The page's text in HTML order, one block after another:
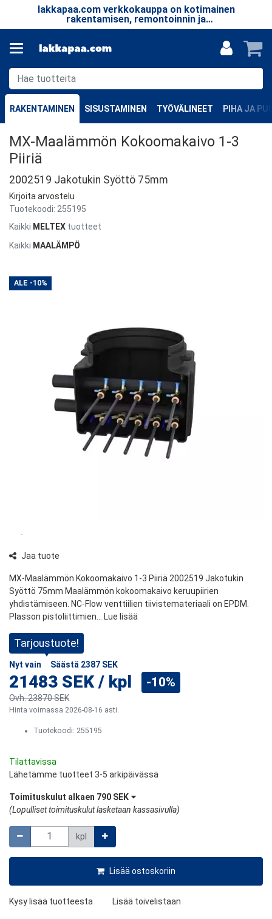
lakkapaa.com verkkokauppa on kotimainen
rakentamisen, remontoinnin ja
erikoistuotteiden verkkokauppa.
RAKENTAMINEN SISUSTAMINEN TYÖVÄLINEET PIHA JA
MX-Maalämmön Kokoomakaivo 1-3
Piiriä
2002519 Jakotukin Syöttö 75mm
Kirjoita arvostelu
Tuotekoodi: 255195
Kaikki MELTEX tuotteet
Kaikki MAALÄMPÖ
ALE -10%
Jaa tuote
MX-Maalämmön Kokoomakaivo 1-3 Piiriä 2002519 Jakotukin
Syöttö 75mm Maalämmön kokoomakaivo keruupiirien
yhdistämiseen. NC-Flow venttiilien tiivistemateriaali on EPDM.
Plasson pistoliittimien... Lue lisää
Tarjoustuote!
Nyt vain Säästä 2387 SEK
21483 SEK / kpl
Ovh.23870 SEK
-10%
Hinta voimassa 2026-08-16 asti.
Tuotekoodi: 255195
Tilattavissa
Lähetämme tuotteet 3-5 arkipäivässä
Toimituskulut alkaen 790 SEK
(Lopulliset toimituskulut lasketaan kassasivulla)
kpl
Lisää ostoskoriin
Kysy lisää tuotteesta Lisää toivelistaan